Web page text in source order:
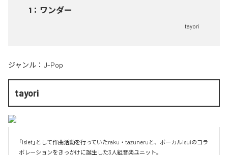
1 ： ワンダー
tayori
ジャンル： J-Pop
tayori
「Islet」として作曲活動を行っていたraku・tazuneruと、ボーカルisuiのコラ
ボレーションをきっかけに誕生した3人組音楽ユニット。